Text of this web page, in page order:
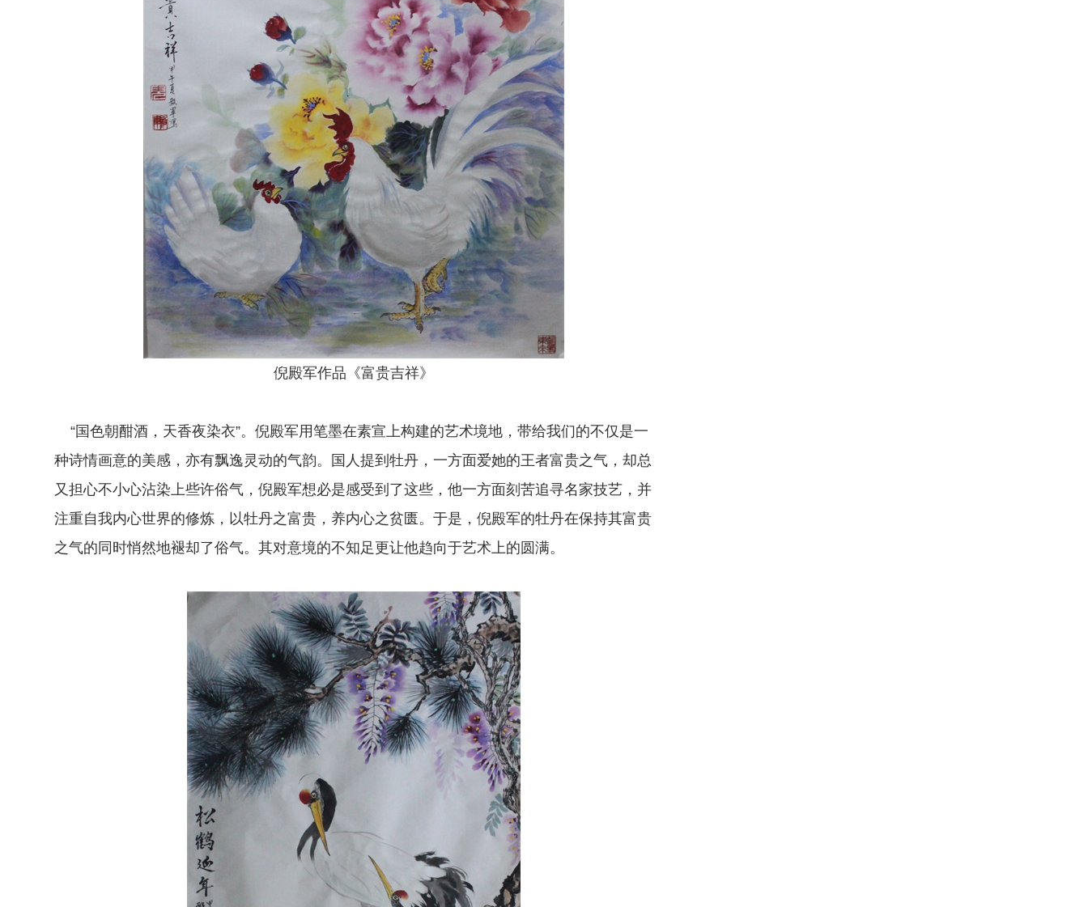
倪殿军作品《富贵吉祥》
“国色朝酣酒，天香夜染衣”。倪殿军用笔墨在素宣上构建的艺术境地，带给我们的不仅是一
种诗情画意的美感，亦有飘逸灵动的气韵。国人提到牡丹，一方面爱她的王者富贵之气，却总
又担心不小心沾染上些许俗气，倪殿军想必是感受到了这些，他一方面刻苦追寻名家技艺，并
注重自我内心世界的修炼，以牡丹之富贵，养内心之贫匮。于是，倪殿军的牡丹在保持其富贵
之气的同时悄然地褪却了俗气。其对意境的不知足更让他趋向于艺术上的圆满。